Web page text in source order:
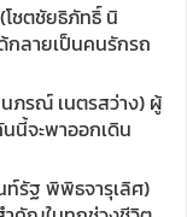
โชตชัยธิภัทธิ์ นิ
กลายเป็นคนรักรถ
นภรณ์ เนตรสว่าง) ผู้
นี้จะพาออกเดิน
ท์รัฐ พิพิธจารุเลิศ)